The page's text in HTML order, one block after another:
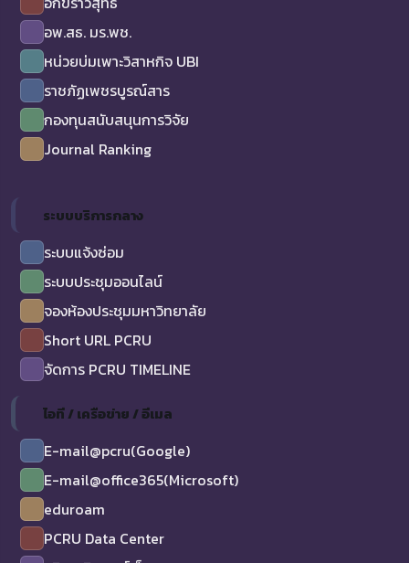
อพ.สธ. มร.พช.
หน่วยบ่มเพาะวิสาหกิจ UBI
ราชภัฏเพชรบูรณ์สาร
กองทุนสนับสนุนการวิจัย
Journal Ranking
ระบบบริการกลาง
ระบบแจ้งซ่อม
ระบบประชุมออนไลน์
จองห้องประชุมมหาวิทยาลัย
Short URL PCRU
จัดการ PCRU TIMELINE
ไอที / เครือข่าย / อีเมล
E-mail@pcru(Google)
E-mail@office365(Microsoft)
eduroam
PCRU Data Center